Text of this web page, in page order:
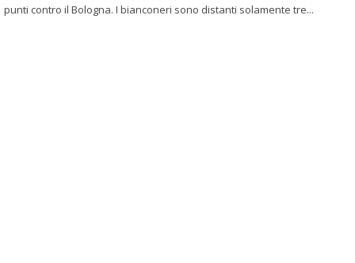
punti contro il Bologna. I bianconeri sono distanti solamente tre...